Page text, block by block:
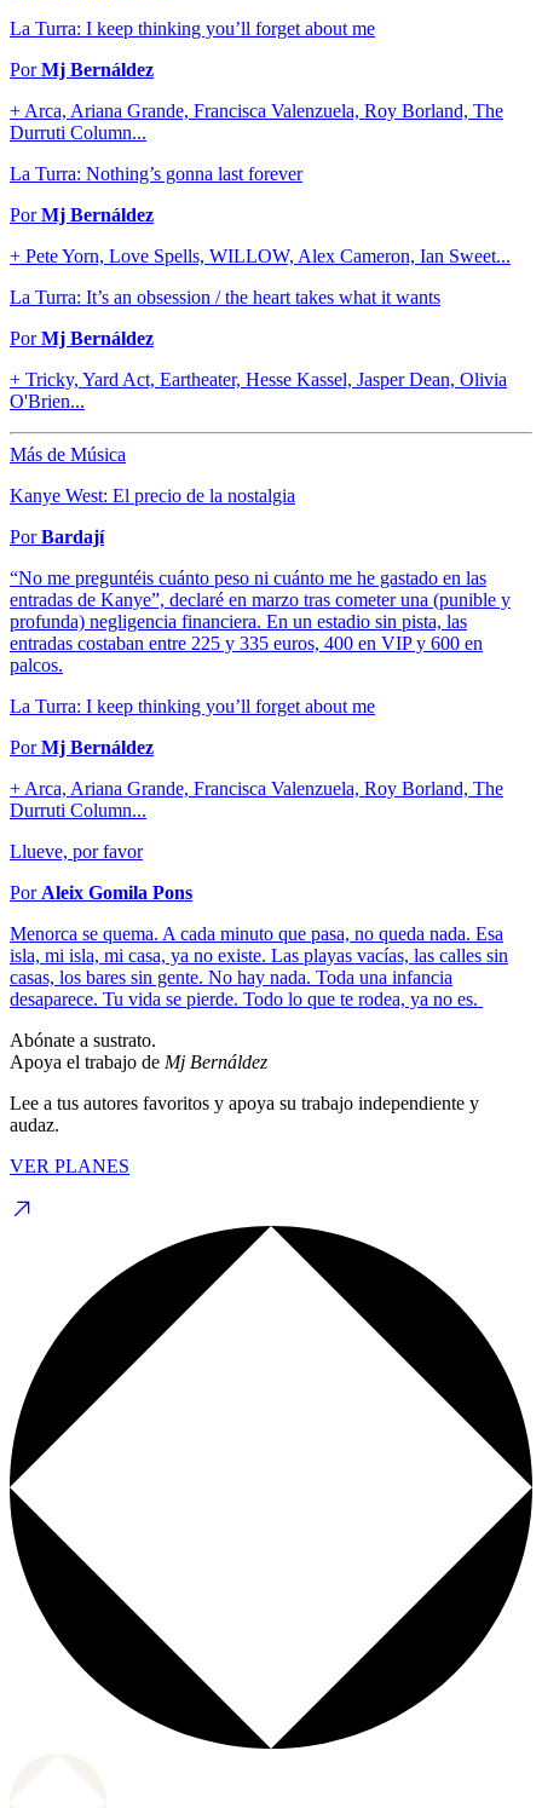
La Turra: I keep thinking you’ll forget about me
PorMj Bernáldez
+ Arca, Ariana Grande, Francisca Valenzuela, Roy Borland, The
Durruti Column...
La Turra: Nothing’s gonna last forever
PorMj Bernáldez
+ Pete Yorn, Love Spells, WILLOW, Alex Cameron, Ian Sweet...
La Turra: It’s an obsession / the heart takes what it wants
PorMj Bernáldez
+ Tricky, Yard Act, Eartheater, Hesse Kassel, Jasper Dean, Olivia
O'Brien...
Más de Música
Kanye West: El precio de la nostalgia
PorBardají
“No me preguntéis cuánto peso ni cuánto me he gastado en las
entradas de Kanye”, declaré en marzo tras cometer una (punible y
profunda) negligencia financiera. En un estadio sin pista, las
entradas costaban entre 225 y 335 euros, 400 en VIP y 600 en
palcos.
La Turra: I keep thinking you’ll forget about me
PorMj Bernáldez
+ Arca, Ariana Grande, Francisca Valenzuela, Roy Borland, The
Durruti Column...
Llueve, por favor
Por Aleix Gomila Pons
Menorca se quema. A cada minuto que pasa, no queda nada. Esa
isla, mi isla, mi casa, ya no existe. Las playas vacías, las calles sin
casas, los bares sin gente. No hay nada. Toda una infancia
desaparece. Tu vida se pierde. Todo lo que te rodea, ya no es.
Abónate a sustrato.
Apoya el trabajo de Mj Bernáldez
Lee a tus autores favoritos y apoya su trabajo independiente y
audaz.
VER PLANES